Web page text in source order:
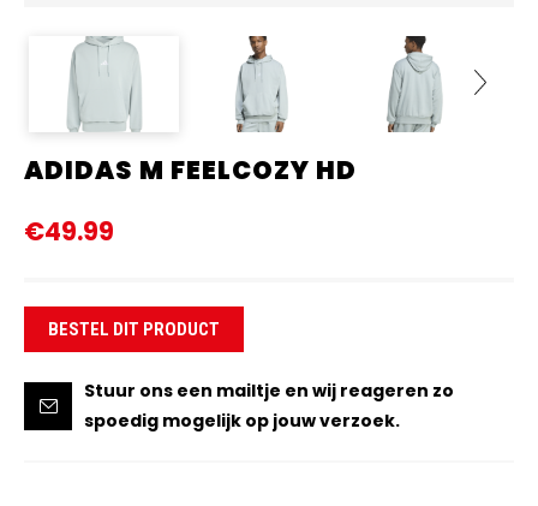
ADIDAS M FEELCOZY HD
€49.99
BESTEL DIT PRODUCT
Stuur ons een mailtje en wij reageren zo
spoedig mogelijk op jouw verzoek.